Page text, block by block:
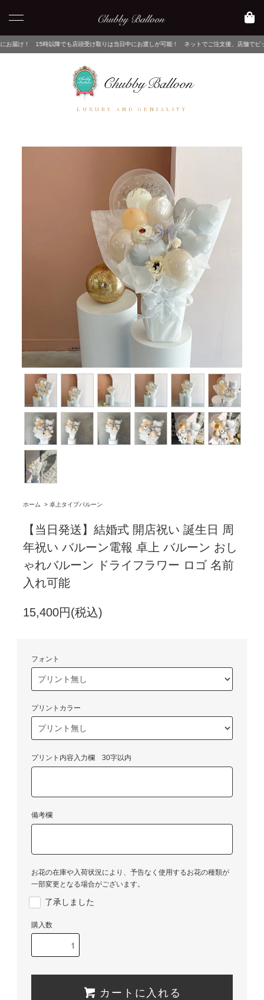
店頭受け取りは当日中にお渡しが可能！ ネットでご注文後、店舗でピックアップするだけ！
LUXURY AND GENIALITY
ホーム >卓上タイプバルーン
【当日発送】結婚式 開店祝い 誕生日 周
年祝い バルーン電報 卓上 バルーン おし
ゃれバルーン ドライフラワー ロゴ 名前
入れ可能
15,400円(税込)
フォント
プリントカラー
プリント内容入力欄 30字以内
備考欄
お花の在庫や入荷状況により、予告なく使用するお花の種類が
一部変更となる場合がございます。
了承しました
購入数
カートに入れる